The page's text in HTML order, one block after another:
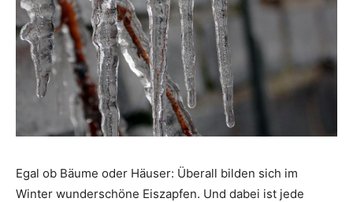
Egal ob Bäume oder Häuser: Überall bilden sich im
Winter wunderschöne Eiszapfen. Und dabei ist jede